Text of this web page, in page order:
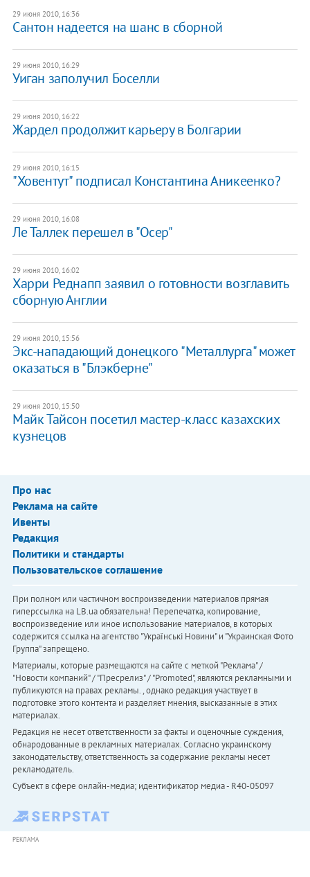
29 июня 2010, 16:36
Сантон надеется на шанс в сборной
29 июня 2010, 16:29
Уиган заполучил Боселли
29 июня 2010, 16:22
Жардел продолжит карьеру в Болгарии
29 июня 2010, 16:15
"Ховентут" подписал Константина Аникеенко?
29 июня 2010, 16:08
Ле Таллек перешел в "Осер"
29 июня 2010, 16:02
Харри Реднапп заявил о готовности возглавить
сборную Англии
29 июня 2010, 15:56
Экс-нападающий донецкого "Металлурга" может
оказаться в "Блэкберне"
29 июня 2010, 15:50
Майк Тайсон посетил мастер-класс казахских
кузнецов
Про нас
Реклама на сайте
Ивенты
Редакция
Политики и стандарты
Пользовательское соглашение
При полном или частичном воспроизведении материалов прямая
гиперссылка на LB.ua обязательна! Перепечатка, копирование,
воспроизведение или иное использование материалов, в которых
содержится ссылка на агентство "Українськi Новини" и "Украинская Фото
Группа" запрещено.
Материалы, которые размещаются на сайте с меткой "Реклама" /
"Новости компаний" / "Пресрелиз" / "Promoted", являются рекламными и
публикуются на правах рекламы. , однако редакция участвует в
подготовке этого контента и разделяет мнения, высказанные в этих
материалах.
Редакция не несет ответственности за факты и оценочные суждения,
обнародованные в рекламных материалах. Согласно украинскому
законодательству, ответственность за содержание рекламы несет
рекламодатель.
Субъект в сфере онлайн-медиа; идентификатор медиа - R40-05097
РЕКЛАМА